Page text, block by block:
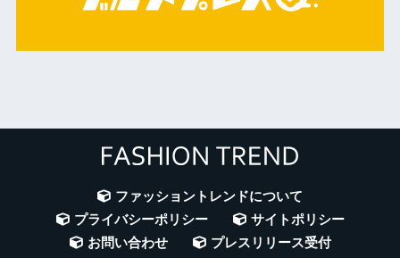
ファッショントレンドについて
プライバシーポリシー
サイトポリシー
お問い合わせ
プレスリリース受付